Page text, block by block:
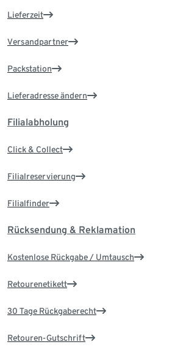
Lieferzeit
Versandpartner
Packstation
Lieferadresse ändern
Filialabholung
Click & Collect
Filialreservierung
Filialfinder
Rücksendung & Reklamation
Kostenlose Rückgabe / Umtausch
Retourenetikett
30 Tage Rückgaberecht
Retouren-Gutschrift